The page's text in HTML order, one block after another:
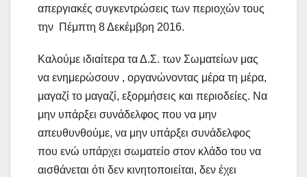
απεργιακές συγκεντρώσεις των περιοχών τους
την Πέμπτη 8 Δεκέμβρη 2016.
Καλούμε ιδιαίτερα τα Δ.Σ. των Σωματείων μας
να ενημερώσουν , οργανώνοντας μέρα τη μέρα,
μαγαζί το μαγαζί, εξορμήσεις και περιοδείες. Να
μην υπάρξει συνάδελφος που να μην
απευθυνθούμε, να μην υπάρξει συνάδελφος
που ενώ υπάρχει σωματείο στον κλάδο του να
αισθάνεται ότι δεν κινητοποιείται, δεν έχει